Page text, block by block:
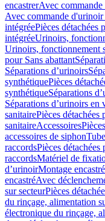
encastrerAvec
Avec commande d'urinoir
intégréePièces détachées
intégréeUrinoirs,
Urinoirs, fonctionnement
pour Sans abattant
Séparations d’urinoirs
synthétiquePièces
synthétiqueSéparations
Séparations d’urinoirs en
sanitairePièces détachées
sanitaireAccessoires
accessoires de siphon
raccordsPièces détachées
raccordsMatériel de
dʼurinoirMontage encastré
encastréAvec
sur secteurPièces
du rinçage, alimentation
électronique du rinçage,